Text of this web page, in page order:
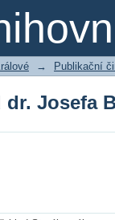
Josefa
→ Publikační
Josefa